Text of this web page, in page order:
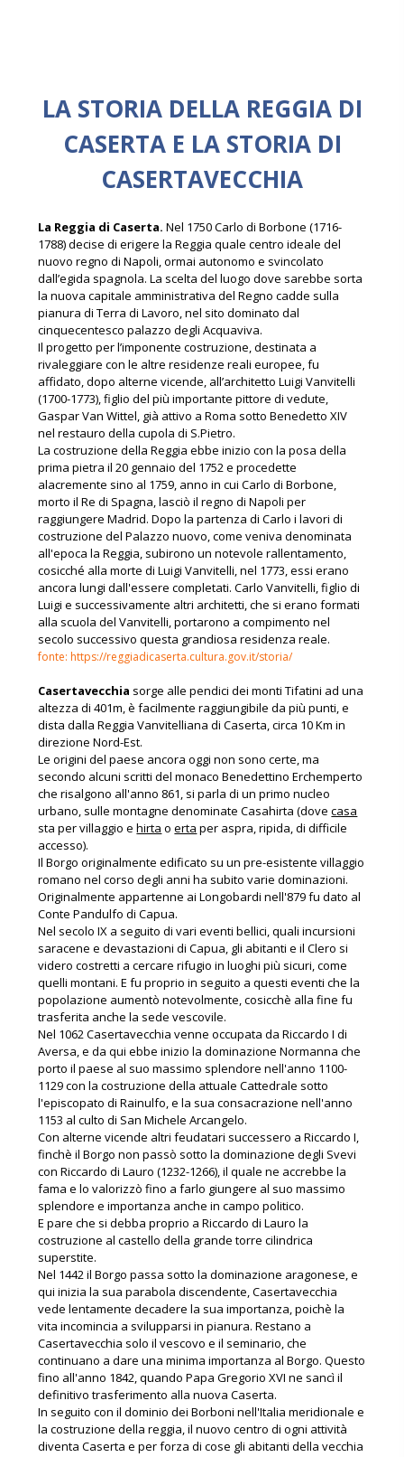
LA STORIA DELLA REGGIA DI
CASERTA E LA STORIA DI
CASERTAVECCHIA
La Reggia di Caserta. Nel 1750 Carlo di Borbone (1716-
1788) decise di erigere la Reggia quale centro ideale del
nuovo regno di Napoli, ormai autonomo e svincolato
dall’egida spagnola. La scelta del luogo dove sarebbe sorta
la nuova capitale amministrativa del Regno cadde sulla
pianura di Terra di Lavoro, nel sito dominato dal
cinquecentesco palazzo degli Acquaviva.
Il progetto per l’imponente costruzione, destinata a
rivaleggiare con le altre residenze reali europee, fu
affidato, dopo alterne vicende, all’architetto Luigi Vanvitelli
(1700-1773), figlio del più importante pittore di vedute,
Gaspar Van Wittel, già attivo a Roma sotto Benedetto XIV
nel restauro della cupola di S.Pietro.
La costruzione della Reggia ebbe inizio con la posa della
prima pietra il 20 gennaio del 1752 e procedette
alacremente sino al 1759, anno in cui Carlo di Borbone,
morto il Re di Spagna, lasciò il regno di Napoli per
raggiungere Madrid. Dopo la partenza di Carlo i lavori di
costruzione del Palazzo nuovo, come veniva denominata
all'epoca la Reggia, subirono un notevole rallentamento,
cosicché alla morte di Luigi Vanvitelli, nel 1773, essi erano
ancora lungi dall'essere completati. Carlo Vanvitelli, figlio di
Luigi e successivamente altri architetti, che si erano formati
alla scuola del Vanvitelli, portarono a compimento nel
secolo successivo questa grandiosa residenza reale.
fonte: https://reggiadicaserta.cultura.gov.it/storia/
Casertavecchia sorge alle pendici dei monti Tifatini ad una
altezza di 401m, è facilmente raggiungibile da più punti, e
dista dalla Reggia Vanvitelliana di Caserta, circa 10 Km in
direzione Nord-Est.
Le origini del paese ancora oggi non sono certe, ma
secondo alcuni scritti del monaco Benedettino Erchemperto
che risalgono all'anno 861, si parla di un primo nucleo
urbano, sulle montagne denominate Casahirta (dovecasa
sta per villaggio ehirta oerta per aspra, ripida, di difficile
accesso).
Il Borgo originalmente edificato su un pre-esistente villaggio
romano nel corso degli anni ha subito varie dominazioni.
Originalmente appartenne ai Longobardi nell'879 fu dato al
Conte Pandulfo di Capua.
Nel secolo IX a seguito di vari eventi bellici, quali incursioni
saracene e devastazioni di Capua, gli abitanti e il Clero si
videro costretti a cercare rifugio in luoghi più sicuri, come
quelli montani. E fu proprio in seguito a questi eventi che la
popolazione aumentò notevolmente, cosicchè alla fine fu
trasferita anche la sede vescovile.
Nel 1062 Casertavecchia venne occupata da Riccardo I di
Aversa, e da qui ebbe inizio la dominazione Normanna che
porto il paese al suo massimo splendore nell'anno 1100-
1129 con la costruzione della attuale Cattedrale sotto
l'episcopato di Rainulfo, e la sua consacrazione nell'anno
1153 al culto di San Michele Arcangelo.
Con alterne vicende altri feudatari successero a Riccardo I,
finchè il Borgo non passò sotto la dominazione degli Svevi
con Riccardo di Lauro (1232-1266), il quale ne accrebbe la
fama e lo valorizzò fino a farlo giungere al suo massimo
splendore e importanza anche in campo politico.
E pare che si debba proprio a Riccardo di Lauro la
costruzione al castello della grande torre cilindrica
superstite.
Nel 1442 il Borgo passa sotto la dominazione aragonese, e
qui inizia la sua parabola discendente, Casertavecchia
vede lentamente decadere la sua importanza, poichè la
vita incomincia a svilupparsi in pianura. Restano a
Casertavecchia solo il vescovo e il seminario, che
continuano a dare una minima importanza al Borgo. Questo
fino all'anno 1842, quando Papa Gregorio XVI ne sancì il
definitivo trasferimento alla nuova Caserta.
In seguito con il dominio dei Borboni nell'Italia meridionale e
la costruzione della reggia, il nuovo centro di ogni attività
diventa Caserta e per forza di cose gli abitanti della vecchia